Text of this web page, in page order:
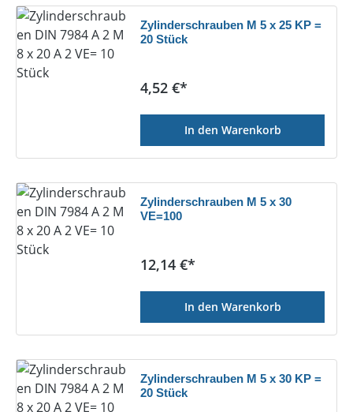
Zylinderschrauben M 5 x 25 KP =
20 Stück
Regulärer Preis:
4,52 €*
In den Warenkorb
Zylinderschrauben M 5 x 30
VE=100
Regulärer Preis:
12,14 €*
In den Warenkorb
Zylinderschrauben M 5 x 30 KP =
20 Stück